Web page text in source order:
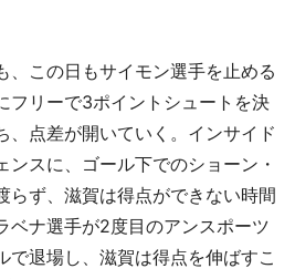
この日もサイモン選手を止める
フリーで3ポイントシュートを決
、点差が開いていく。インサイド
ンスに、ゴール下でのショーン・
らず、滋賀は得点ができない時間
ベナ選手が2度目のアンスポーツ
で退場し、滋賀は得点を伸ばすこ